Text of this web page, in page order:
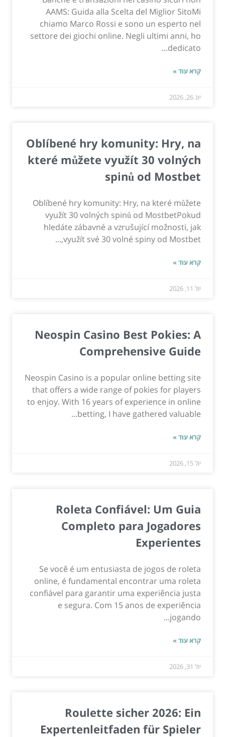
AAMS: Guida alla Scelta del Miglior SitoMi
chiamo Marco Rossi e sono un esperto nel
settore dei giochi online. Negli ultimi anni, ho
dedicato...
קרא עוד »
יונ 26, 2026
Oblíbené hry komunity: Hry, na
které můžete využít 30 volných
spinů od Mostbet
Oblíbené hry komunity: Hry, na které můžete
využít 30 volných spinů od MostbetPokud
hledáte zábavné a vzrušující možnosti, jak
využít své 30 volné spiny od Mostbet,...
קרא עוד »
יול 11, 2026
Neospin Casino Best Pokies: A
Comprehensive Guide
Neospin Casino is a popular online betting site
that offers a wide range of pokies for players
to enjoy. With 16 years of experience in online
betting, I have gathered valuable...
קרא עוד »
יול 15, 2026
Roleta Confiável: Um Guia
Completo para Jogadores
Experientes
Se você é um entusiasta de jogos de roleta
online, é fundamental encontrar uma roleta
confiável para garantir uma experiência justa
e segura. Com 15 anos de experiência
jogando...
קרא עוד »
יול 31, 2026
Roulette sicher 2026: Ein
Expertenleitfaden für Spieler